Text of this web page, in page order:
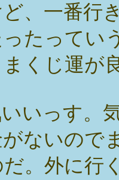
、一番行
たってい
くじ運が
いっす。
ないので
。外に行